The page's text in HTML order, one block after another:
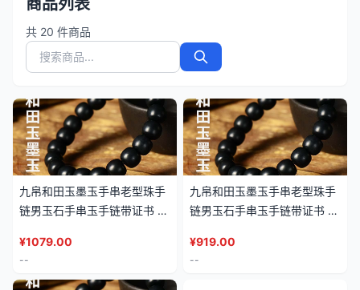
商品列表
共 20 件商品
九帛和田玉墨玉手串老型珠手
链男玉石手串玉手链带证书 -
¥1079.00
--
九帛和田玉墨玉手串老型珠手
链男玉石手串玉手链带证书 -
¥919.00
--